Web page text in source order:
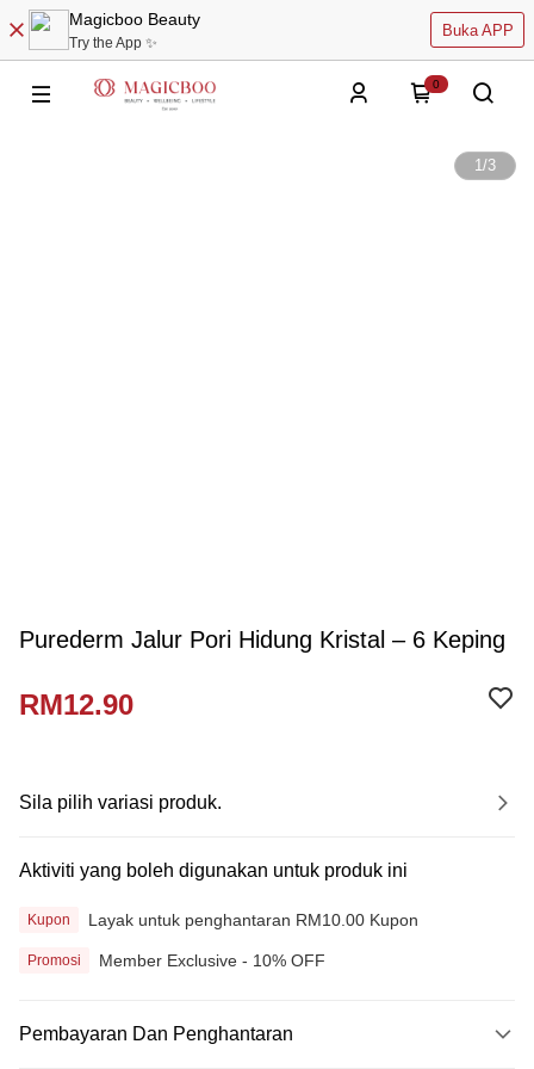
Magicboo Beauty
Try the App ✨
Buka APP
0
1/3
Purederm Jalur Pori Hidung Kristal – 6 Keping
RM12.90
Sila pilih variasi produk.
Aktiviti yang boleh digunakan untuk produk ini
Kupon Layak untuk penghantaran RM10.00 Kupon
Promosi Member Exclusive - 10% OFF
Pembayaran Dan Penghantaran